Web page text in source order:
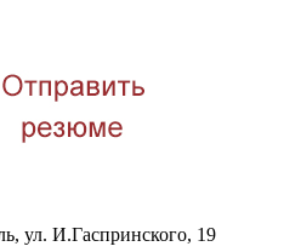
ул. И.Гаспринского, 19